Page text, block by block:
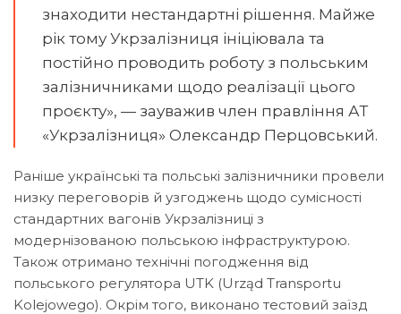
знаходити нестандартні рішення. Майже
рік тому Укрзалізниця ініціювала та
постійно проводить роботу з польським
залізничниками щодо реалізації цього
проєкту», — зауважив член правління АТ
«Укрзалізниця» Олександр Перцовський.
Раніше українські та польські залізничники провели
низку переговорів й узгоджень щодо сумісності
стандартних вагонів Укрзалізниці з
модернізованою польською інфраструктурою.
Також отримано технічні погодження від
польського регулятора UTK (Urząd Transportu
Kolejowego). Окрім того, виконано тестовий заїзд